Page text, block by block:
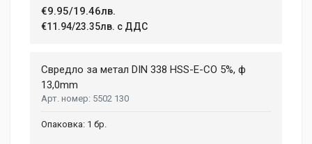
€9.95/19.46лв.
€11.94/23.35лв. с ДДС
Свредло за метал DIN 338 HSS-E-CO 5%, ф
13,0mm
5502 130
1 бр.